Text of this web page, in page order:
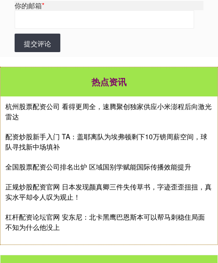
你的邮箱*
提交评论
热点资讯
杭州股票配资公司 看得更周全，速腾聚创独家供应小米澎程后向激光
雷达
配资炒股新手入门 TA：盖耶离队为埃弗顿剩下10万镑周薪空间，球
队寻找新中场填补
全国股票配资公司排名出炉 区域国别学赋能国际传播效能提升
正规炒股配资官网 日本发现颜真卿三件失传草书，字迹歪歪扭扭，真
实水平却令人叹为观止！
杠杆配资论坛官网 安东尼：北卡黑鹰巴恩斯本可以帮马刺稳住局面
不知为什么他没上